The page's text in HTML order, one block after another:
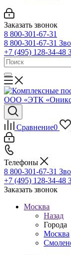
Заказать звонок
8 800-301-67-31
8 800-301-67-31
+7 (495) 128-34-48
Сравнение0
Телефоны
8 800-301-67-31
+7 (495) 128-34-48
Заказать звонок
Москва
Назад
Города
Москва